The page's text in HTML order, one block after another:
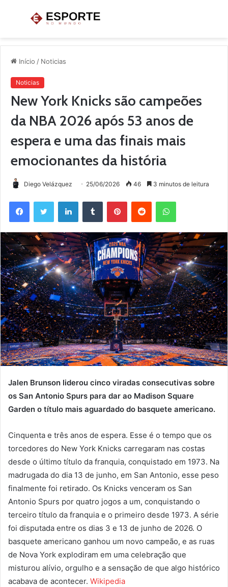
Menu
Início / Noticias
Noticias
New York Knicks são campeões
da NBA 2026 após 53 anos de
espera e uma das finais mais
emocionantes da história
Diego Velázquez 25/06/2026 46 3 minutos de leitura
FacebookTwitter LinkedinTumblr PinterestReddit WhatsApp
Jalen Brunson liderou cinco viradas consecutivas sobre
os San Antonio Spurs para dar ao Madison Square
Garden o título mais aguardado do basquete americano.
Cinquenta e três anos de espera. Esse é o tempo que os
torcedores do New York Knicks carregaram nas costas
desde o último título da franquia, conquistado em 1973. Na
madrugada do dia 13 de junho, em San Antonio, esse peso
finalmente foi retirado. Os Knicks venceram os San
Antonio Spurs por quatro jogos a um, conquistando o
terceiro título da franquia e o primeiro desde 1973. A série
foi disputada entre os dias 3 e 13 de junho de 2026. O
basquete americano ganhou um novo campeão, e as ruas
de Nova York explodiram em uma celebração que
misturou alívio, orgulho e a sensação de que algo histórico
acabava de acontecer. Wikipedia